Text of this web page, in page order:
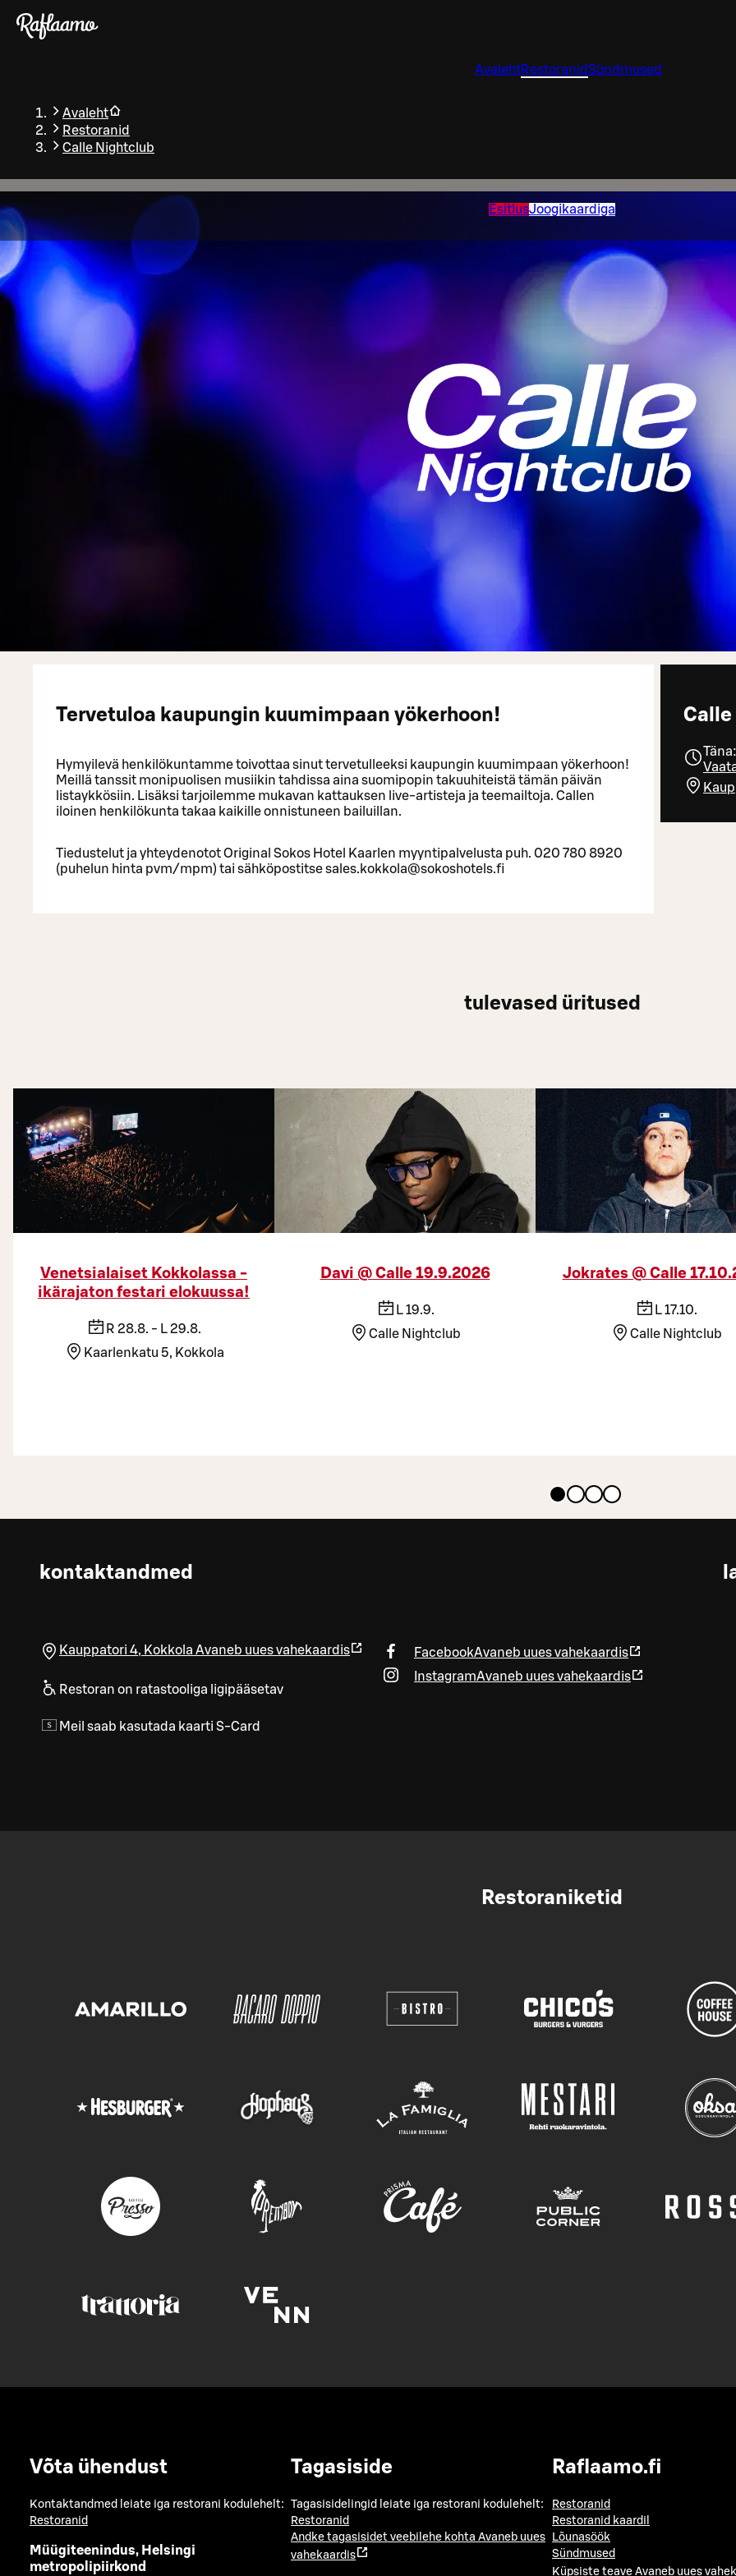
Liigu peamise sisu juurde
AvalehtRestoranidSündmused
Avaleht
Restoranid
Calle Nightclub
EsitlusJoogikaardiga
Tervetuloa kaupungin kuumimpaan yökerhoon!
Hymyilevä henkilökuntamme toivottaa sinut tervetulleeksi kaupungin kuumimpaan yökerhoon!
Meillä tanssit monipuolisen musiikin tahdissa aina suomipopin takuuhiteistä tämän päivän
listaykkösiin. Lisäksi tarjoilemme mukavan kattauksen live-artisteja ja teemailtoja. Callen
iloinen henkilökunta takaa kaikille onnistuneen bailuillan.
Tiedustelut ja yhteydenotot Original Sokos Hotel Kaarlen myyntipalvelusta puh. 020 780 8920
(puhelun hinta pvm/mpm) tai sähköpostitse sales.kokkola@sokoshotels.fi
tulevased üritused
Venetsialaiset Kokkolassa -
ikärajaton festari elokuussa!
R 28.8. - L 29.8.
Kaarlenkatu 5, Kokkola
Davi @ Calle 19.9.2026
L 19.9.
Calle Nightclub
Jokrates @ Calle
L 17.10.
Calle Nightclub
kontaktandmed
Kauppatori 4, Kokkola Avaneb uues vahekaardis
Restoran on ratastooliga ligipääsetav
Meil saab kasutada kaarti S-Card
FacebookAvaneb uues vahekaardis
InstagramAvaneb uues vahekaardis
Restoraniketid
Võta ühendust
Kontaktandmed leiate iga restorani kodulehelt:
Restoranid
Müügiteenindus, Helsingi
metropolipiirkond
Tagasiside
Tagasisidelingid leiate iga restorani kodulehelt:
Restoranid
Andke tagasisidet veebilehe kohta Avaneb uues
vahekaardis
Raflaamo.fi
Restoranid
Restoranid kaardil
Lõunasöök
Sündmused
Küpsiste teave Avaneb uues